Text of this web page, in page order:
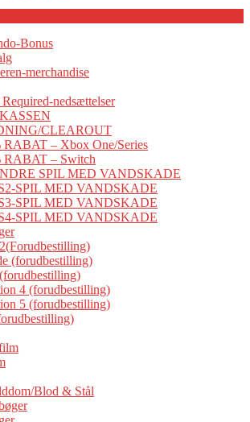
Bonus
merchandise
nedsættelser
CLEAROUT
RABAT – Xbox One/Series
RABAT – Switch
SPIL MED VANDSKADE
SPIL MED VANDSKADE
SPIL MED VANDSKADE
SPIL MED VANDSKADE
(forudbestilling)
4 (forudbestilling)
5 (forudbestilling)
Blod & Stål